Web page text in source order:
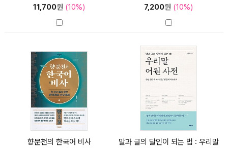
11,700원 (10%) 7,200원 (10%)
향문천의 한국어 비사
말과 글의 달인이 되는 법 : 우리말